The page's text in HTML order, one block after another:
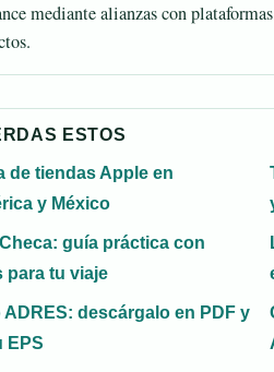
mediante alianzas con
ESTOS
de tiendas Apple en
y México
guía práctica con
para tu viaje
descárgalo en PDF y
EPS